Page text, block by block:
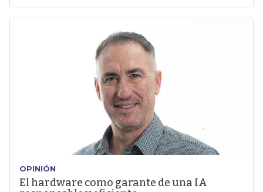
OPINIÓN
El hardware como garante de una IA